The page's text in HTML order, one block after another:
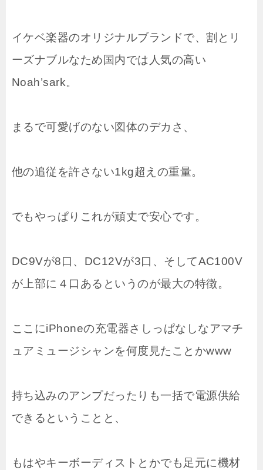
イケベ楽器のオリジナルブランドで、割とリ
ーズナブルなため国内では人気の高い
Noah’sark。
まるで可愛げのない図体のデカさ、
他の追従を許さない1kg超えの重量。
でもやっぱりこれが頑丈で安心です。
DC9Vが8口、DC12Vが3口、そしてAC100V
が上部に４口あるというのが最大の特徴。
ここにiPhoneの充電器さしっぱなしなアマチ
ュアミュージシャンを何度見たことかwww
持ち込みのアンプだったりも一括で電源供給
できるということと、
もはやキーボーディストとかでも足元に機材